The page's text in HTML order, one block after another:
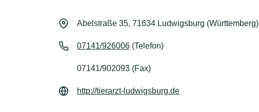
Abelstraße 35, 71634 Ludwigsburg (Württemberg)
07141/926006 (Telefon)
07141/902093 (Fax)
http://tierarzt-ludwigsburg.de